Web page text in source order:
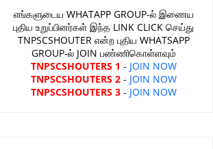
எங்களுடைய WHATAPP GROUP-ல் இணைய
புதிய உறுப்பினர்கள் இந்த LINK CLICK செய்து
TNPSCSHOUTER என்ற புதிய WHATSAPP
GROUP-ல் JOIN பண்ணிகொள்ளவும்
TNPSCSHOUTERS 1 - JOIN NOW
TNPSCSHOUTERS 2- JOIN NOW
TNPSCSHOUTERS 3- JOIN NOW